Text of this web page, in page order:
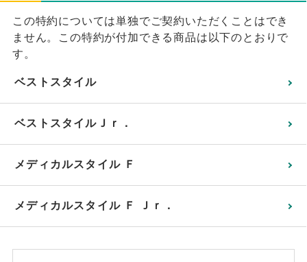
この特約については単独でご契約いただくことはでき
ません。この特約が付加できる商品は以下のとおりで
す。
ベストスタイル
ベストスタイルＪｒ．
メディカルスタイル Ｆ
メディカルスタイル Ｆ Ｊｒ．